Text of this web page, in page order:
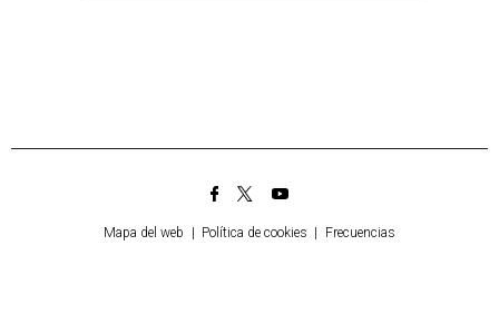
Mapa del web | Política de cookies | Frecuencias